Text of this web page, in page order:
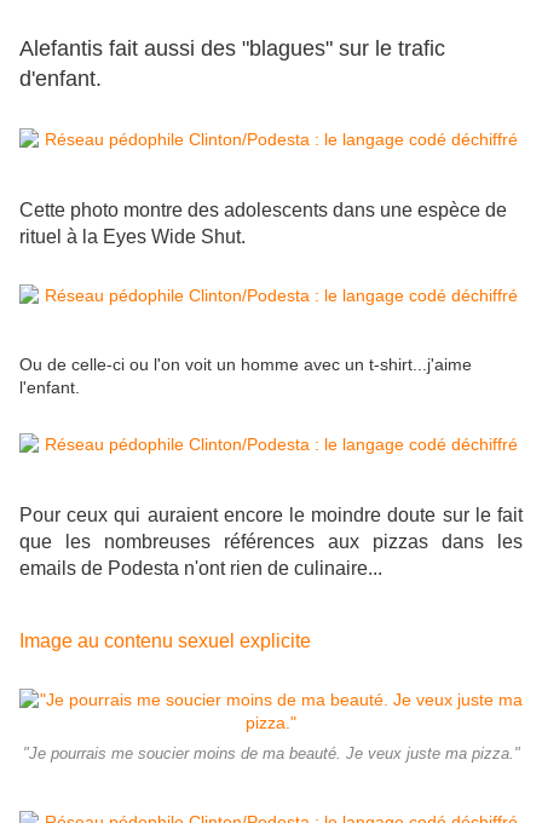
Alefantis fait aussi des "blagues" sur le trafic
d'enfant.
Cette photo montre des adolescents dans une espèce de
rituel à la Eyes Wide Shut.
Ou de celle-ci ou l'on voit un homme avec un t-shirt...j'aime
l'enfant.
Pour ceux qui auraient encore le moindre doute sur le fait
que les nombreuses références aux pizzas dans les
emails de Podesta n'ont rien de culinaire...
Image au contenu sexuel explicite
"Je pourrais me soucier moins de ma beauté. Je veux juste ma pizza."